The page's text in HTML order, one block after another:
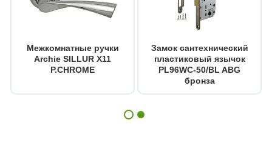
Межкомнатные ручки
Archie SILLUR X11
P.CHROME
Замок сантехнический
пластиковый язычок
PL96WC-50/BL ABG
бронза